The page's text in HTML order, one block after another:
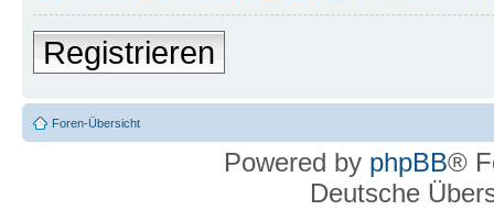
Registrieren
Foren-Übersicht
Powered by phpBB®
Deutsche